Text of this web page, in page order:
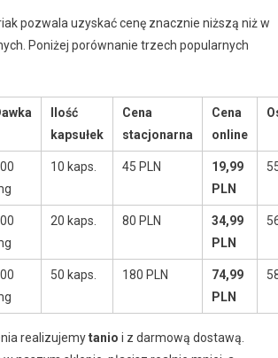
pozwala uzyskać cenę znacznie niższą niż w
Poniżej porównanie trzech popularnych
Ilość
kapsułek
Cena
stacjonarna
Cena
online
10 kaps. 45 PLN
19,99
PLN
20 kaps. 80 PLN
34,99
PLN
50 kaps. 180 PLN
74,99
PLN
realizujemytanio i z darmową dostawą.